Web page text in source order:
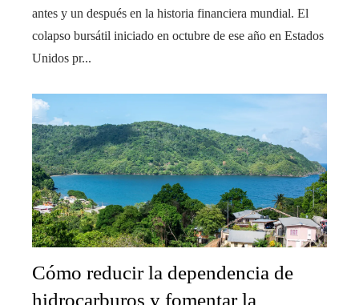
antes y un después en la historia financiera mundial. El
colapso bursátil iniciado en octubre de ese año en Estados
Unidos pr...
Cómo reducir la dependencia de
hidrocarburos y fomentar la